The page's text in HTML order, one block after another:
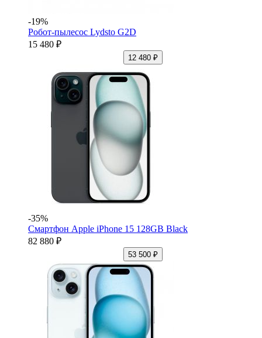
-19%
Робот-пылесос Lydsto G2D
15 480 ₽
12 480 ₽
-35%
Смартфон Apple iPhone 15 128GB Black
82 880 ₽
53 500 ₽